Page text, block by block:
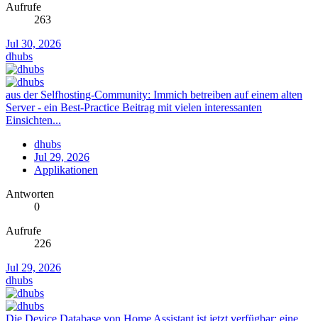
Aufrufe
263
Jul 30, 2026
dhubs
aus der Selfhosting-Community: Immich betreiben auf einem alten
Server - ein Best-Practice Beitrag mit vielen interessanten
Einsichten...
dhubs
Jul 29, 2026
Applikationen
Antworten
0
Aufrufe
226
Jul 29, 2026
dhubs